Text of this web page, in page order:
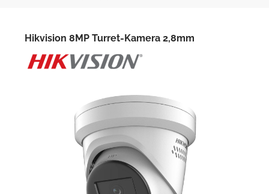
Hikvision 8MP Turret-Kamera 2,8mm